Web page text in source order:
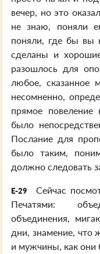
вечер, но это
не знаю, поняли
поняли, где бы вы
сделаны и
разошлось для
любое, сказанное
несомненно,
прямое
было
Послание для
было таким,
должно следовать
E-29
Сейчас
Печатями:
объединения,
дни, знамение, что
и мужчины, как они